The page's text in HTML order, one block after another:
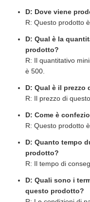
D: Dove viene
R: Questo prodotto
D: Qual è la
prodotto?
R: Il quantitativo
è 500.
D: Qual è il
R: Il prezzo di
D: Come è
R: Questo prodotto
D: Quanto tempo
prodotto?
R: Il tempo di
D: Quali sono i
questo prodotto?